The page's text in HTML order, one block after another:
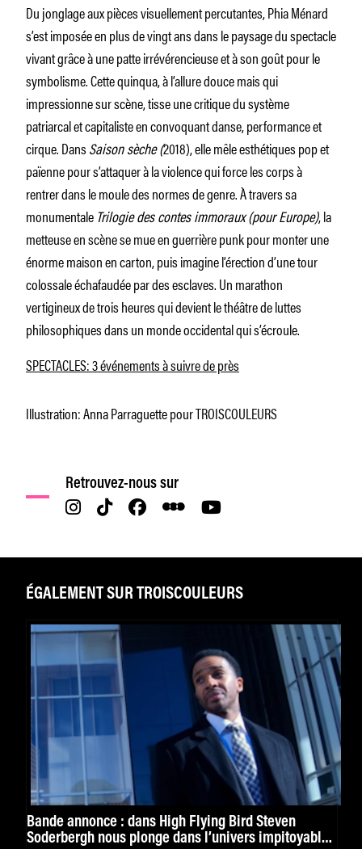
Du jonglage aux pièces visuellement percutantes, Phia Ménard
s’est imposée en plus de vingt ans dans le paysage du spectacle
vivant grâce à une patte irrévérencieuse et à son goût pour le
symbolisme. Cette quinqua, à l’allure douce mais qui
impressionne sur scène, tisse une critique du système
patriarcal et capitaliste en convoquant danse, performance et
cirque. DansSaison sèche (2018), elle mêle esthétiques pop et
païenne pour s’attaquer à la violence qui force les corps à
rentrer dans le moule des normes de genre. À travers sa
monumentale Trilogie des contes immoraux (pour Europe), la
metteuse en scène se mue en guerrière punk pour monter une
énorme maison en carton, puis imagine l’érection d’une tour
colossale échafaudée par des esclaves. Un marathon
vertigineux de trois heures qui devient le théâtre de luttes
philosophiques dans un monde occidental qui s’écroule.
SPECTACLES: 3 événements à suivre de près
Illustration: Anna Parraguette pour TROISCOULEURS
Retrouvez-nous sur
ÉGALEMENT SUR TROISCOULEURS
Bande annonce : dans High Flying Bird Steven
Soderbergh nous plonge dans l’univers impitoyable